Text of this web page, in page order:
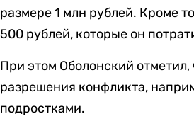
размере 1 млн рублей. Кроме
500 рублей, которые он
При этом Оболонский
разрешения конфликта,
подростками.